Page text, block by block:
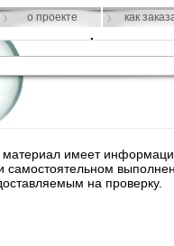
о проекте как
имеет
самостоятельном
на проверку.